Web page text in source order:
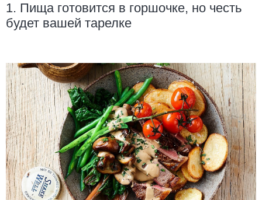
1. Пища готовится в горшочке, но честь
будет вашей тарелке